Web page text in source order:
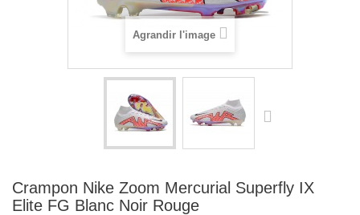
Agrandir l'image
Crampon Nike Zoom Mercurial Superfly IX
Elite FG Blanc Noir Rouge